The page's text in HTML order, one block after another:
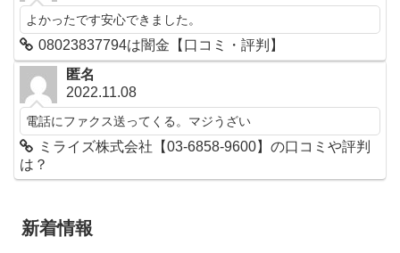
よかったです安心できました。
08023837794は闇金【口コミ・評判】
匿名
2022.11.08
電話にファクス送ってくる。マジうざい
ミライズ株式会社【03-6858-9600】の口コミや評判
は？
新着情報